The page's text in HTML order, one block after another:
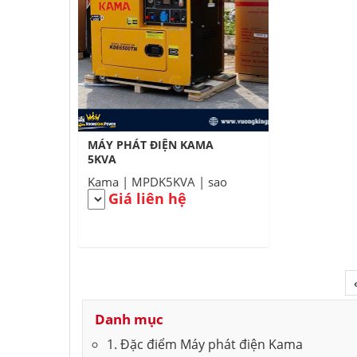
MÁY PHÁT ĐIỆN KAMA
5KVA
Kama | MPDK5KVA | sao
Giá liên hệ
Danh mục
1. Đặc điểm Máy phát điện Kama